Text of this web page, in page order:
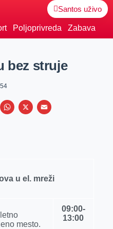
Santos uživo
Poljoprivreda Zabava
bez struje
W
A
X
E
u el. mreži
mesto.
09:00-
13:00